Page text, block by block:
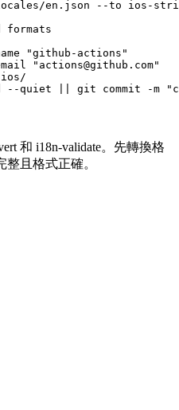
en.json --to ios-
formats
"github-actions"
"
actions@github.com"
--quiet || git commit -m
和 i18n-validate。先轉換格
且格式正確。